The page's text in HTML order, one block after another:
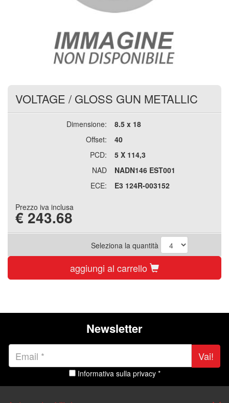
VOLTAGE / GLOSS GUN METALLIC
Dimensione:
8.5 x 18
Offset:
40
PCD:
5 X 114,3
NAD
NADN146 EST001
ECE:
E3 124R-003152
Prezzo iva inclusa
€ 243.68
Seleziona la quantità
aggiungi al carrello
Newsletter
Vai!
Informativa sulla privacy *